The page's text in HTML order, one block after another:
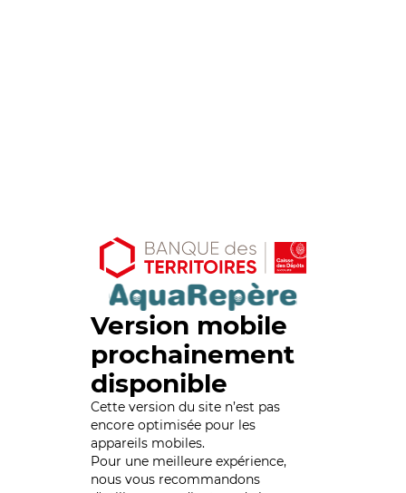
Version mobile
prochainement
disponible
Cette version du site n’est pas
encore optimisée pour les
appareils mobiles.
Pour une meilleure expérience,
nous vous recommandons